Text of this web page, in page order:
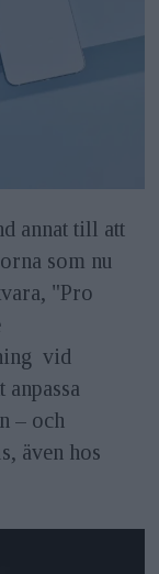
annat till att
som nu
"Pro
vid
– och
även hos